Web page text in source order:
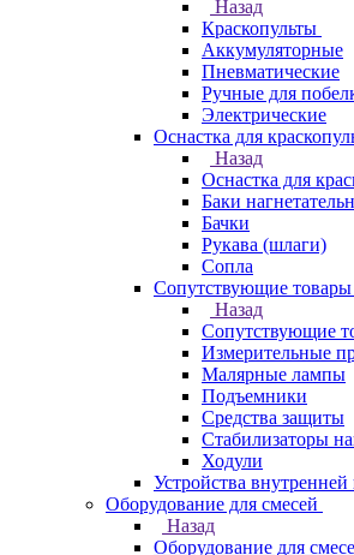
Назад
Краскопульты
Аккумуляторные
Пневматические
Ручные для
Электрические
Оснастка для
Назад
Оснастка для
Баки
Бачки
Рукава (шлаги)
Сопла
Сопутствующие товары
Назад
Сопутствующие
Измерительные
Малярные лампы
Подъемники
Средства защиты
Стабилизаторы
Ходули
Устройства
Оборудование для смесей
Назад
Оборудование для